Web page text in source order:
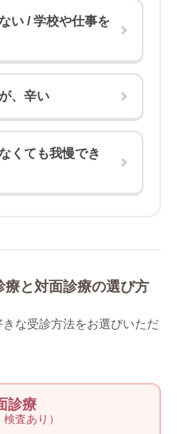
い / 学校や仕事を
、辛い
くても我慢でき
療と対面診療の選び方
な受診方法をお選びいただ
診療
査あり）